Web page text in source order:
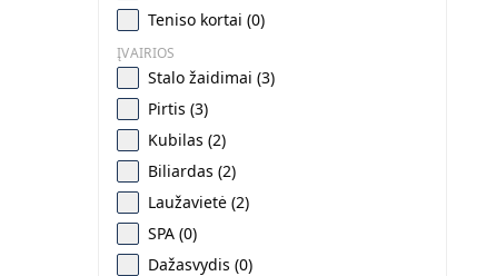
Teniso kortai (0)
ĮVAIRIOS
Stalo žaidimai (3)
Pirtis (3)
Kubilas (2)
Biliardas (2)
Laužavietė (2)
SPA (0)
Dažasvydis (0)